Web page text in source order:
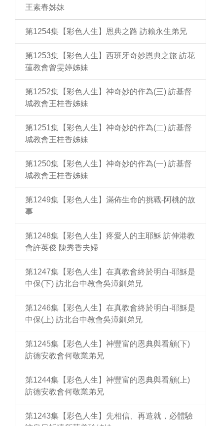
王素春姊妹
第1254集【彩色人生】恩典之路 訪賴永生弟兄
第1253集【彩色人生】西班牙奇妙恩典之旅 訪花
蓮教會曾雯婷姊妹
第1252集【彩色人生】神奇妙的作為(三) 訪基督
城教會王桂香姊妹
第1251集【彩色人生】神奇妙的作為(二) 訪基督
城教會王桂香姊妹
第1250集【彩色人生】神奇妙的作為(一) 訪基督
城教會王桂香姊妹
第1249集【彩色人生】滿佈生命的挑戰-阿桃的故
事
第1248集【彩色人生】疼愛人的主耶穌 訪伸港教
會許英俊 陳秀香夫婦
第1247集【彩色人生】在真教會終於明白-耶穌是
中保(下) 訪北台中教會吳漳釧弟兄
第1246集【彩色人生】在真教會終於明白-耶穌是
中保(上) 訪北台中教會吳漳釧弟兄
第1245集【彩色人生】神豐富的恩典與看顧(下)
訪德安教會何敬業弟兄
第1244集【彩色人生】神豐富的恩典與看顧(上)
訪德安教會何敬業弟兄
第1243集【彩色人生】先相信、再造就，必體驗